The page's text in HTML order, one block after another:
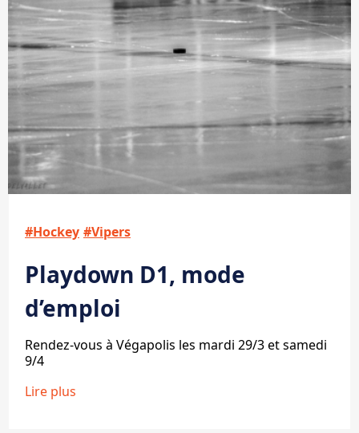
#Hockey #Vipers
Playdown D1, mode
d’emploi
Rendez-vous à Végapolis les mardi 29/3 et samedi
9/4
Lire plus